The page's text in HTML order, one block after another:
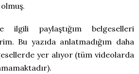
ilgili paylaştığım belgeselleri
Bu yazıda anlatmadığım daha
yer alıyor (tüm videolarda